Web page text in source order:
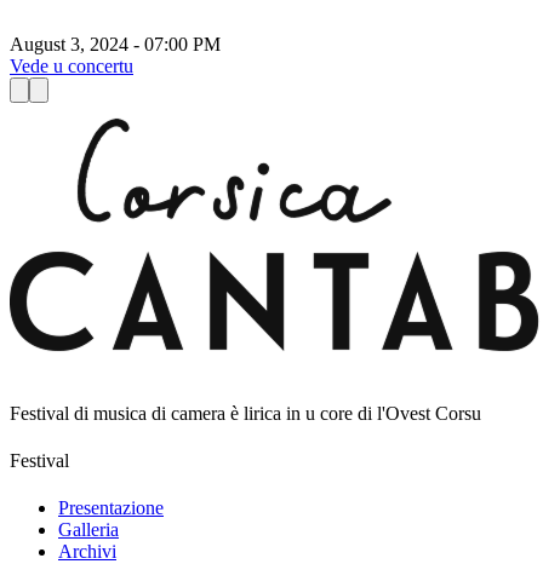
August 3, 2024 - 07:00 PM
Vede u concertu
Festival di musica di camera è lirica in u core di l'Ovest Corsu
Festival
Presentazione
Galleria
Archivi